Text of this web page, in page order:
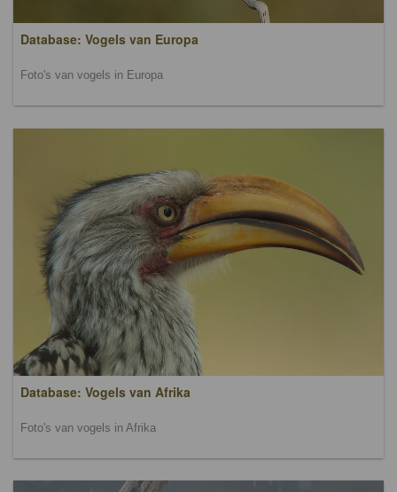
Database: Vogels van Europa
Foto's van vogels in Europa
Database: Vogels van Afrika
Foto's van vogels in Afrika